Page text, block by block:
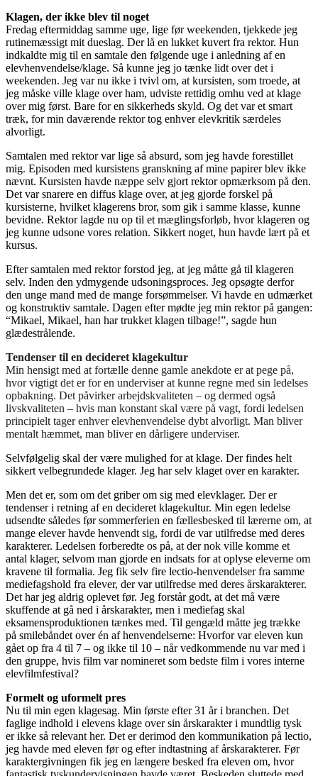
Klagen, der ikke blev til noget
Fredag eftermiddag samme uge, lige før weekenden, tjekkede jeg
rutinemæssigt mit dueslag. Der lå en lukket kuvert fra rektor. Hun
indkaldte mig til en samtale den følgende uge i anledning af en
elevhenvendelse/klage. Så kunne jeg jo tænke lidt over det i
weekenden. Jeg var nu ikke i tvivl om, at kursisten, som troede, at
jeg måske ville klage over ham, udviste rettidig omhu ved at klage
over mig først. Bare for en sikkerheds skyld. Og det var et smart
træk, for min daværende rektor tog enhver elevkritik særdeles
alvorligt.
Samtalen med rektor var lige så absurd, som jeg havde forestillet
mig. Episoden med kursistens granskning af mine papirer blev ikke
nævnt. Kursisten havde næppe selv gjort rektor opmærksom på den.
Det var snarere en diffus klage over, at jeg gjorde forskel på
kursisterne, hvilket klagerens bror, som gik i samme klasse, kunne
bevidne. Rektor lagde nu op til et mæglingsforløb, hvor klageren og
jeg kunne udsone vores relation. Sikkert noget, hun havde lært på et
kursus.
Efter samtalen med rektor forstod jeg, at jeg måtte gå til klageren
selv. Inden den ydmygende udsoningsproces. Jeg opsøgte derfor
den unge mand med de mange forsømmelser. Vi havde en udmærket
og konstruktiv samtale. Dagen efter mødte jeg min rektor på gangen:
“Mikael, Mikael, han har trukket klagen tilbage!”, sagde hun
glædestrålende.
Tendenser til en decideret klagekultur
Min hensigt med at fortælle denne gamle anekdote er at pege på,
hvor vigtigt det er for en underviser at kunne regne med sin ledelses
opbakning. Det påvirker arbejdskvaliteten – og dermed også
livskvaliteten – hvis man konstant skal være på vagt, fordi ledelsen
principielt tager enhver elevhenvendelse dybt alvorligt. Man bliver
mentalt hæmmet, man bliver en dårligere underviser.
Selvfølgelig skal der være mulighed for at klage. Der findes helt
sikkert velbegrundede klager. Jeg har selv klaget over en karakter.
Men det er, som om det griber om sig med elevklager. Der er
tendenser i retning af en decideret klagekultur. Min egen ledelse
udsendte således før sommerferien en fællesbesked til lærerne om, at
mange elever havde henvendt sig, fordi de var utilfredse med deres
karakterer. Ledelsen forberedte os på, at der nok ville komme et
antal klager, selvom man gjorde en indsats for at oplyse eleverne om
kravene til formalia. Jeg fik selv fire lectio-henvendelser fra samme
mediefagshold fra elever, der var utilfredse med deres årskarakterer.
Det har jeg aldrig oplevet før. Jeg forstår godt, at det må være
skuffende at gå ned i årskarakter, men i mediefag skal
eksamensproduktionen tænkes med. Til gengæld måtte jeg trække
på smilebåndet over én af henvendelserne: Hvorfor var eleven kun
gået op fra 4 til 7 – og ikke til 10 – når vedkommende nu var med i
den gruppe, hvis film var nomineret som bedste film i vores interne
elevfilmfestival?
Formelt og uformelt pres
Nu til min egen klagesag. Min første efter 31 år i branchen. Det
faglige indhold i elevens klage over sin årskarakter i mundtlig tysk
er ikke så relevant her. Det er derimod den kommunikation på lectio,
jeg havde med eleven før og efter indtastning af årskarakterer. Før
karaktergivningen fik jeg en længere besked fra eleven om, hvor